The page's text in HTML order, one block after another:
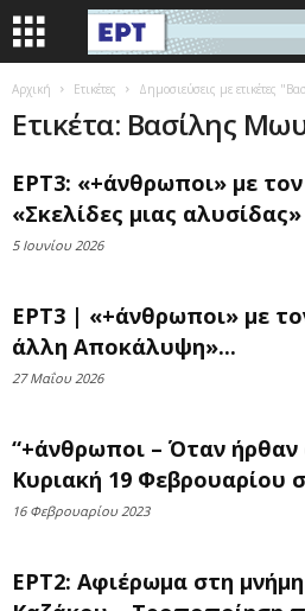
Αρχική Ετικέτες Δημοσιεύσεις με ετικέτες
Ετικέτα: Βασίλης
ΕΡΤ3: «+άνθρωποι» με
«Σκελίδες μιας
5 Ιουνίου 2026
ΕΡΤ3 | «+άνθρωποι» με
άλλη Aποκάλυψη»...
27 Μαΐου 2026
“+άνθρωποι – Όταν ήρθαν
Κυριακή 19 Φεβρουαρίου
16 Φεβρουαρίου 2023
ΕΡΤ2: Αφιέρωμα στη